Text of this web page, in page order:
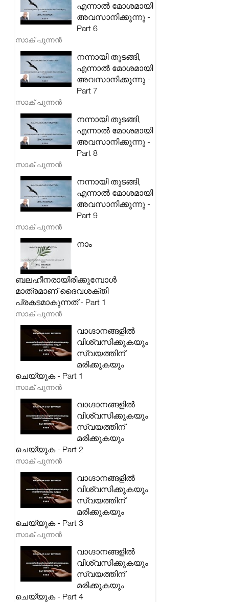
എന്നാൽ മോശമായി
അവസാനിക്കുന്നു -
Part 6
സാക് പുന്നൻ
നന്നായി തുടങ്ങി,
എന്നാൽ മോശമായി
അവസാനിക്കുന്നു -
Part 7
സാക് പുന്നൻ
നന്നായി തുടങ്ങി,
എന്നാൽ മോശമായി
അവസാനിക്കുന്നു -
Part 8
സാക് പുന്നൻ
നന്നായി തുടങ്ങി,
എന്നാൽ മോശമായി
അവസാനിക്കുന്നു -
Part 9
സാക് പുന്നൻ
നാം
ബലഹീനരായിരിക്കുമ്പോൾ
മാത്രമാണ് ദൈവശക്തി
പ്രകടമാകുന്നത് - Part 1
സാക് പുന്നൻ
വാഗ്ദാനങ്ങളിൽ
വിശ്വസിക്കുകയും
സ്വയത്തിന്
മരിക്കുകയും
ചെയ്യുക - Part 1
സാക് പുന്നൻ
വാഗ്ദാനങ്ങളിൽ
വിശ്വസിക്കുകയും
സ്വയത്തിന്
മരിക്കുകയും
ചെയ്യുക - Part 2
സാക് പുന്നൻ
വാഗ്ദാനങ്ങളിൽ
വിശ്വസിക്കുകയും
സ്വയത്തിന്
മരിക്കുകയും
ചെയ്യുക - Part 3
സാക് പുന്നൻ
വാഗ്ദാനങ്ങളിൽ
വിശ്വസിക്കുകയും
സ്വയത്തിന്
മരിക്കുകയും
ചെയ്യുക - Part 4